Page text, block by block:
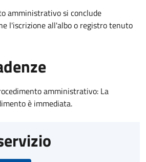
amministrativo si conclude
l'iscrizione all'albo o registro tenuto
amministrativo: La
è immediata.